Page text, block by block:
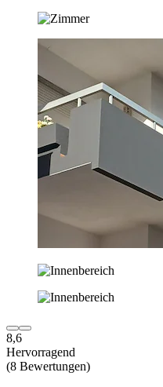
8,6
Hervorragend
(8 Bewertungen)